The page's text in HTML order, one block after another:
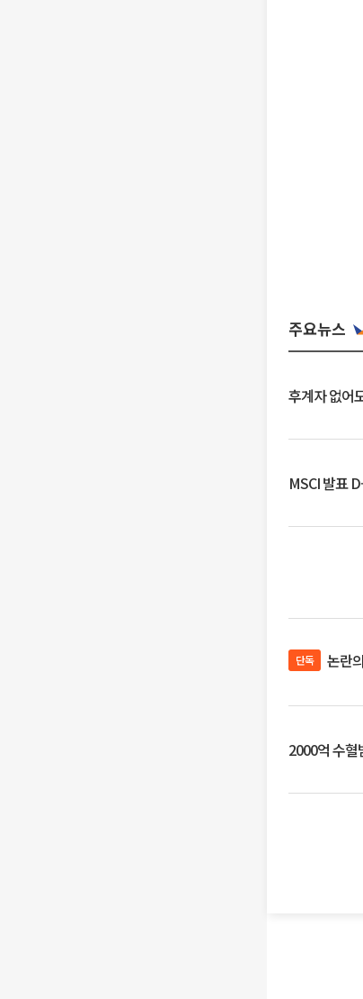
주요뉴스
후계자 없어
MSCI 발표
단독 논란
2000억 수혈